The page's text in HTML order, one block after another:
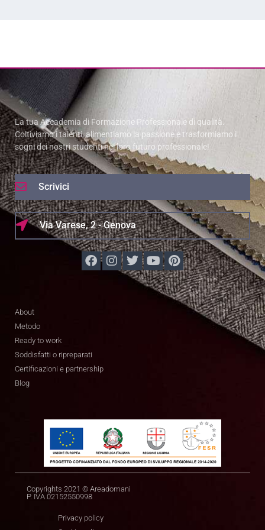
La tua Accademia di Formazione Professionale di qualità.
Coltiviamo i talenti, alimentiamo la passione e trasformiamo i
sogni dei nostri studenti nel loro futuro professionale!
Scrivici
Via Varese, 2 - Genova
About
Metodo
Ready to work
Soddisfatti o ripreparati
Certificazioni e partnership
Blog
Copyrights 2021 © Areadomani
P. IVA 02152550998
Privacy policy